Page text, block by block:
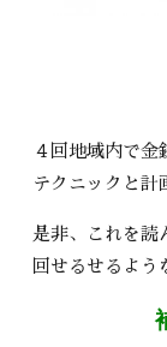
４回地域内で金
テクニックと計
是非、これを読
回せるせるよう